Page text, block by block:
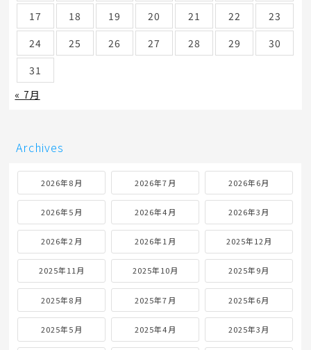
17 18 19 20 21 22
23
24
25 26 27 28 29
30
31
« 7月
Archives
2026年8月 2026年7月 2026年6月
2026年5月 2026年4月 2026年3月
2026年2月 2026年1月 2025年12月
2025年11月 2025年10月 2025年9月
2025年8月 2025年7月 2025年6月
2025年5月 2025年4月 2025年3月